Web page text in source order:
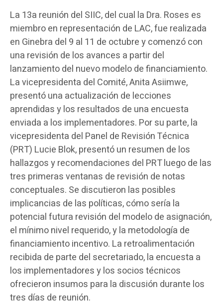
La 13a reunión del SIIC, del cual la Dra. Roses es
miembro en representación de LAC, fue realizada
en Ginebra del 9 al 11 de octubre y comenzó con
una revisión de los avances a partir del
lanzamiento del nuevo modelo de financiamiento.
La vicepresidenta del Comité, Anita Asiimwe,
presentó una actualización de lecciones
aprendidas y los resultados de una encuesta
enviada a los implementadores. Por su parte, la
vicepresidenta del Panel de Revisión Técnica
(PRT) Lucie Blok, presentó un resumen de los
hallazgos y recomendaciones del PRT luego de las
tres primeras ventanas de revisión de notas
conceptuales. Se discutieron las posibles
implicancias de las políticas, cómo sería la
potencial futura revisión del modelo de asignación,
el mínimo nivel requerido, y la metodología de
financiamiento incentivo. La retroalimentación
recibida de parte del secretariado, la encuesta a
los implementadores y los socios técnicos
ofrecieron insumos para la discusión durante los
tres días de reunión.